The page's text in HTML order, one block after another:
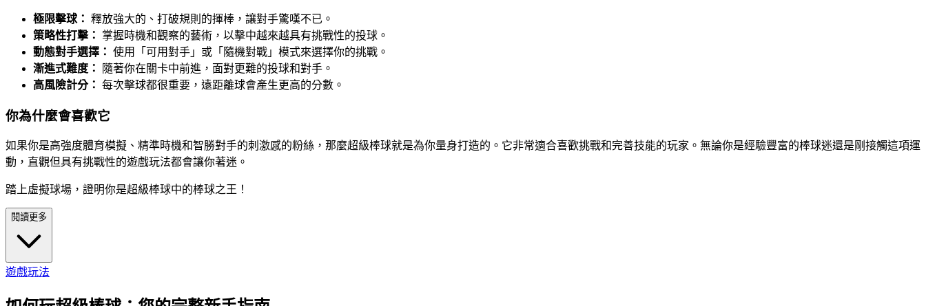
極限擊球： 釋放強大的、打破規則的揮棒，讓對手驚嘆不已。
策略性打擊：
掌握時機和觀察的藝術，以擊中越來越具有挑戰性的投球。
動態對手選擇： 使用「可用對手」或「隨機對戰」模式來選擇你的挑戰。
漸進式難度：
隨著你在關卡中前進，面對更難的投球和對手。
高風險計分： 每次擊球都很重要，遠距離球會產生更高的分數。
你為什麼會喜歡它
如果你是高強度體育模擬、精準時機和智勝對手的刺激感的粉絲，那麼超級棒球就是為你量身打造的。它非常適合喜歡挑戰和完善技能的玩家。無論你是經驗豐富的棒球迷還是剛接觸這項運
動，直觀但具有挑戰性的遊戲玩法都會讓你著迷。
踏上虛擬球場，證明你是超級棒球中的棒球之王！
閱讀更多
遊戲玩法